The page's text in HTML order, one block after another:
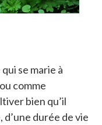
se marie à
comme
bien qu’il
d’une durée de vie